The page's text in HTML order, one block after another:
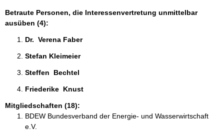
:Betraute Personen, die Interessenvertretung unmittelbar
ausüben (4):
Dr.  Verena Faber
Stefan Kleimeier
Steffen  Bechtel
Friederike  Knust
Mitgliedschaften (18):
BDEW Bundesverband der Energie- und Wasserwirtschaft
e.V.